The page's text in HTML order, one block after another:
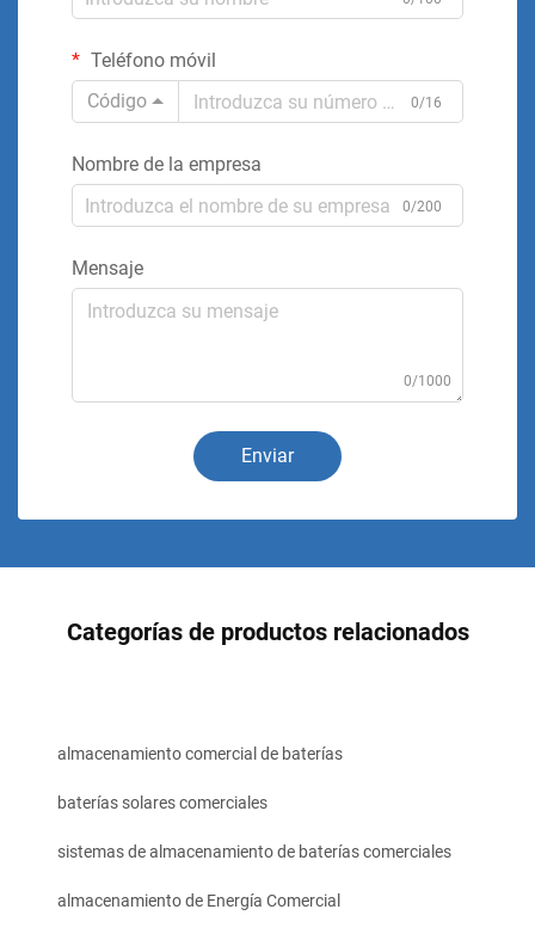
Teléfono móvil
Código
0/16
Nombre de la empresa
0/200
Mensaje
0/1000
Enviar
Categorías de productos relacionados
almacenamiento comercial de baterías
baterías solares comerciales
sistemas de almacenamiento de baterías comerciales
almacenamiento de Energía Comercial